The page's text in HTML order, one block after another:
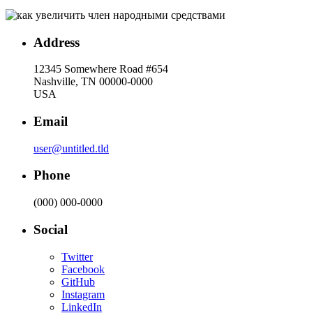
Address
12345 Somewhere Road #654
Nashville, TN 00000-0000
USA
Email
user@untitled.tld
Phone
(000) 000-0000
Social
Twitter
Facebook
GitHub
Instagram
LinkedIn